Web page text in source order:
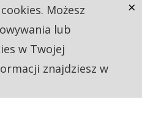
Możesz
lub
w Twojej
znajdziesz w
×